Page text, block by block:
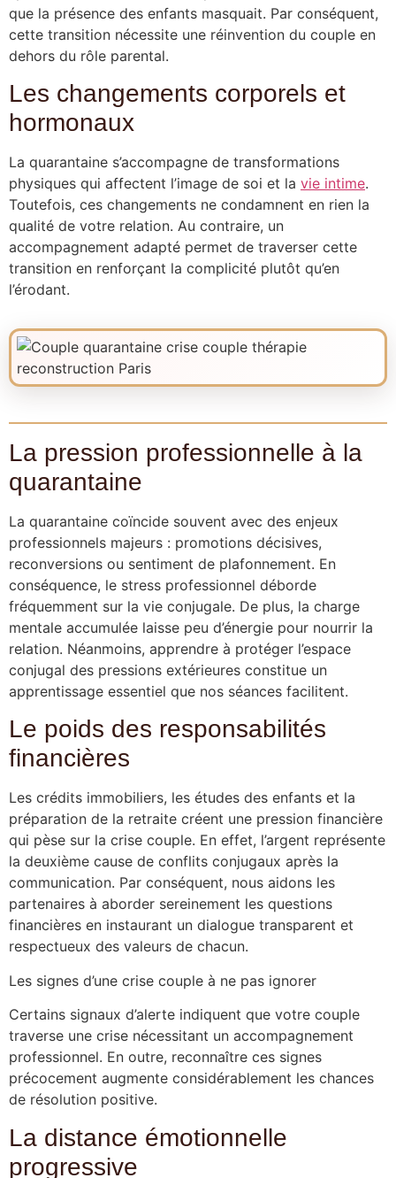
que la présence des enfants masquait. Par conséquent,
cette transition nécessite une réinvention du couple en
dehors du rôle parental.
Les changements corporels et
hormonaux
La quarantaine s’accompagne de transformations
physiques qui affectent l’image de soi et la vie intime.
Toutefois, ces changements ne condamnent en rien la
qualité de votre relation. Au contraire, un
accompagnement adapté permet de traverser cette
transition en renforçant la complicité plutôt qu’en
l’érodant.
La pression professionnelle à la
quarantaine
La quarantaine coïncide souvent avec des enjeux
professionnels majeurs : promotions décisives,
reconversions ou sentiment de plafonnement. En
conséquence, le stress professionnel déborde
fréquemment sur la vie conjugale. De plus, la charge
mentale accumulée laisse peu d’énergie pour nourrir la
relation. Néanmoins, apprendre à protéger l’espace
conjugal des pressions extérieures constitue un
apprentissage essentiel que nos séances facilitent.
Le poids des responsabilités
financières
Les crédits immobiliers, les études des enfants et la
préparation de la retraite créent une pression financière
qui pèse sur la crise couple. En effet, l’argent représente
la deuxième cause de conflits conjugaux après la
communication. Par conséquent, nous aidons les
partenaires à aborder sereinement les questions
financières en instaurant un dialogue transparent et
respectueux des valeurs de chacun.
Les signes d’une crise couple à ne pas ignorer
Certains signaux d’alerte indiquent que votre couple
traverse une crise nécessitant un accompagnement
professionnel. En outre, reconnaître ces signes
précocement augmente considérablement les chances
de résolution positive.
La distance émotionnelle
progressive